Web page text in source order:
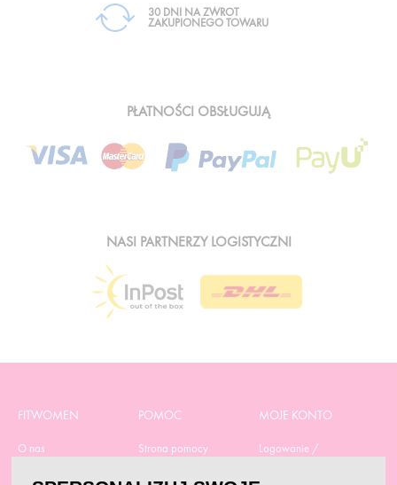
30 DNI NA ZWROT
ZAKUPIONEGO TOWARU
PŁATNOŚCI OBSŁUGUJĄ
NASI PARTNERZY LOGISTYCZNI
FITWOMEN
O nas
POMOC
Strona pomocy
MOJE KONTO
Logowanie /